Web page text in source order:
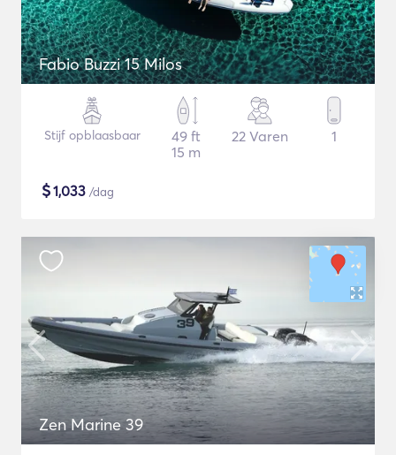
Fabio Buzzi 15 Milos
Stijf opblaasbaar
49 ft
15 m
22 Varen 1
$1,033 /dag
Zen Marine 39